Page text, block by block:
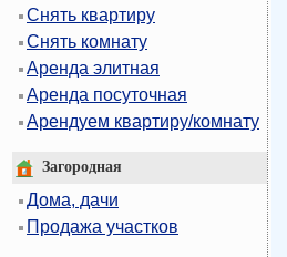
Снять квартиру
Снять комнату
Аренда элитная
Аренда посуточная
Арендуем квартиру/комнату
Загородная
Дома, дачи
Продажа участков